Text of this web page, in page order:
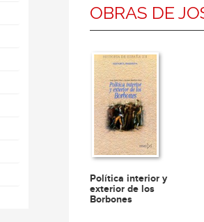
OBRAS DE
Política interior y
exterior de los
Borbones